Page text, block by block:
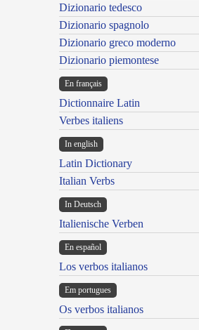
Dizionario tedesco
Dizionario spagnolo
Dizionario greco moderno
Dizionario piemontese
En français
Dictionnaire Latin
Verbes italiens
In english
Latin Dictionary
Italian Verbs
In Deutsch
Italienische Verben
En español
Los verbos italianos
Em portugues
Os verbos italianos